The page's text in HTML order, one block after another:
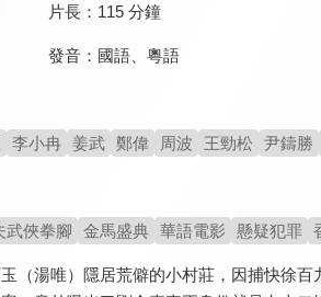
片長： 115 分鐘
發音： 國語、 粵語
李小冉 姜武 鄭偉 周波 王勁松 尹鑄勝
武俠拳腳 金馬盛典 華語電影 懸疑犯罪
（湯唯）隱居荒僻的小村莊，因捕快徐